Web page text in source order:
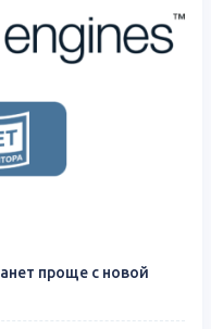
проще с новой